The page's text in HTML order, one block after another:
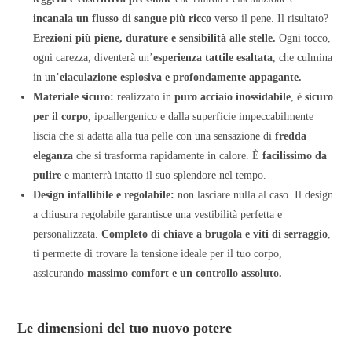
incanala un flusso di sangue più ricco verso il pene. Il risultato?
Erezioni più piene, durature e sensibilità alle stelle. Ogni tocco,
ogni carezza, diventerà un’esperienza tattile esaltata , che culmina
in un’eiaculazione esplosiva e profondamente appagante.
Materiale sicuro: realizzato inpuro acciaio inossidabile , èsicuro
per il corpo , ipoallergenico e dalla superficie impeccabilmente
liscia che si adatta alla tua pelle con una sensazione difredda
eleganza che si trasforma rapidamente in calore. Èfacilissimo da
pulire e manterrà intatto il suo splendore nel tempo.
Design infallibile e regolabile: non lasciare nulla al caso. Il design
a chiusura regolabile garantisce una vestibilità perfetta e
personalizzata.Completo di chiave a brugola e viti di serraggio
ti permette di trovare la tensione ideale per il tuo corpo,
assicurandomassimo comfort e un controllo assoluto.
Le dimensioni del tuo nuovo potere